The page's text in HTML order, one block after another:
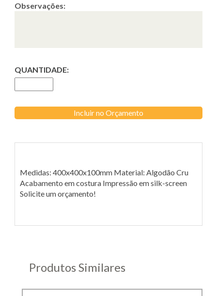
Observações:
QUANTIDADE:
Incluir no Orçamento
Medidas: 400x400x100mm Material: Algodão Cru
Acabamento em costura Impressão em silk-screen
Solicite um orçamento!
Produtos Similares